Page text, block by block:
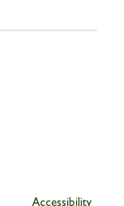
Accessibility